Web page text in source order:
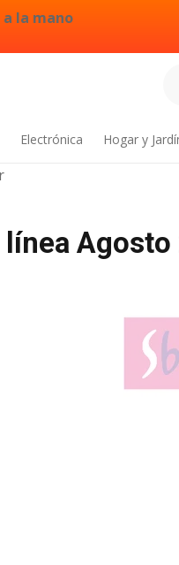
la mano
Electrónica Hogar y